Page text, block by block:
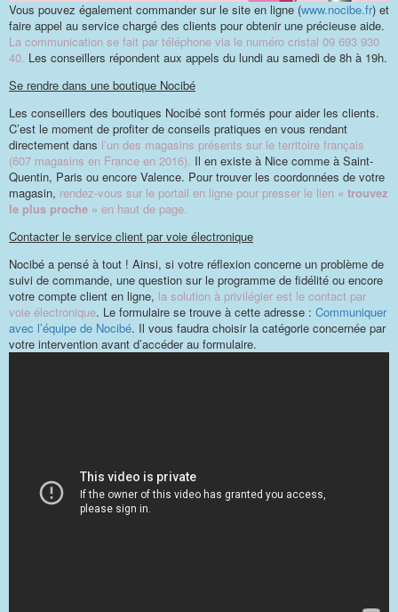
Vous pouvez également commander sur le site en ligne (www.nocibe.fr) et
faire appel au service chargé des clients pour obtenir une précieuse aide.
La communication se fait par téléphone via le numéro cristal 09 693 930
40. Les conseillers répondent aux appels du lundi au samedi de 8h à 19h.
Se rendre dans une boutique Nocibé
Les conseillers des boutiques Nocibé sont formés pour aider les clients.
C’est le moment de profiter de conseils pratiques en vous rendant
directement dans l’un des magasins présents sur le territoire français
(607 magasins en France en 2016). Il en existe à Nice comme à Saint-
Quentin, Paris ou encore Valence. Pour trouver les coordonnées de votre
magasin, rendez-vous sur le portail en ligne pour presser le lien « trouvez
le plus proche » en haut de page.
Contacter le service client par voie électronique
Nocibé a pensé à tout ! Ainsi, si votre réflexion concerne un problème de
suivi de commande, une question sur le programme de fidélité ou encore
votre compte client en ligne, la solution à privilégier est le contact par
voie électronique. Le formulaire se trouve à cette adresse : Communiquer
avec l’équipe de Nocibé. Il vous faudra choisir la catégorie concernée par
votre intervention avant d’accéder au formulaire.